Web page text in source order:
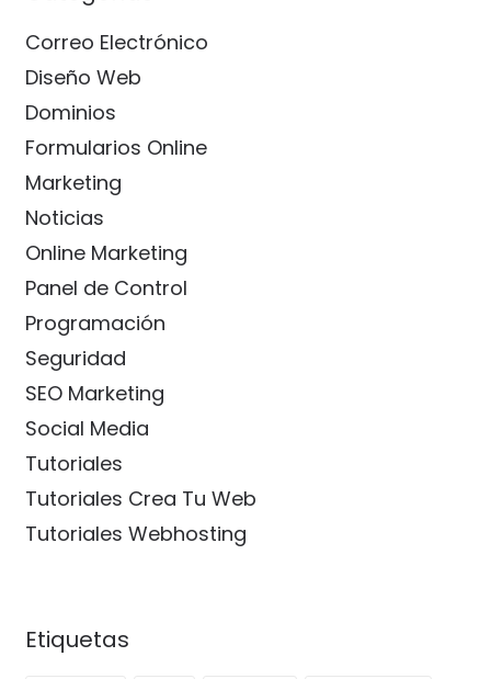
Correo Electrónico
Diseño Web
Dominios
Formularios Online
Marketing
Noticias
Online Marketing
Panel de Control
Programación
Seguridad
SEO Marketing
Social Media
Tutoriales
Tutoriales Crea Tu Web
Tutoriales Webhosting
Etiquetas